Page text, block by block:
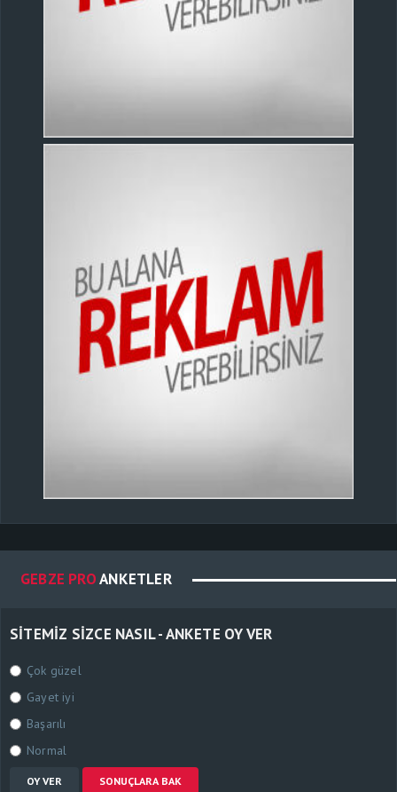
GEBZE PROANKETLER
SITEMIZ SIZCE NASIL - ANKETE OY VER
Çok güzel
Gayet iyi
Başarılı
Normal
OY VER SONUÇLARA BAK